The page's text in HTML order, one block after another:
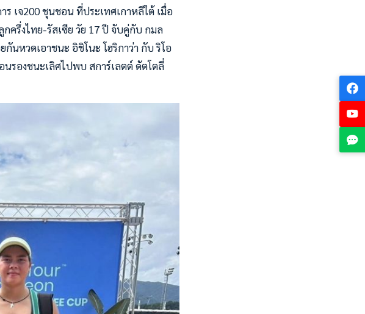
ร เจ200 ชุนชอน ที่ประเทศเกาหลีใต้ เมื่อ
ครึ่งไทย-รัสเซีย วัย 17 ปี จับคู่กับ กมล
นหวดเอาชนะ อิชิโนะ โฮริกาว่า กับ ริโอ
รองชนะเลิศไปพบ สการ์เลตต์ ดัตโตลี่